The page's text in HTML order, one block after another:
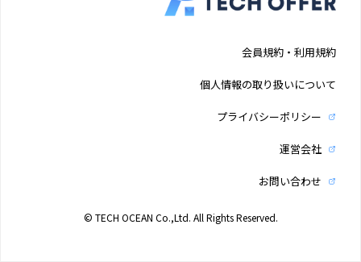
会員規約・利用規約
個人情報の取り扱いについて
プライバシーポリシー
運営会社
お問い合わせ
© TECH OCEAN Co.,Ltd. All Rights Reserved.